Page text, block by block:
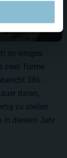
so einiges
zwei Türme
386
daran,
zu stellen.
in diesem Jahr